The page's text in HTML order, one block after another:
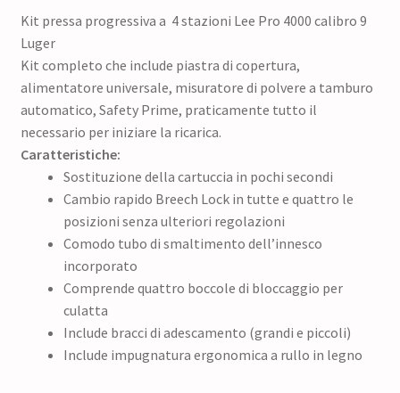
Kit pressa progressiva a 4 stazioni Lee Pro 4000 calibro 9
Luger
Kit completo che include piastra di copertura,
alimentatore universale, misuratore di polvere a tamburo
automatico, Safety Prime, praticamente tutto il
necessario per iniziare la ricarica.
Caratteristiche:
Sostituzione della cartuccia in pochi secondi
Cambio rapido Breech Lock in tutte e quattro le
posizioni senza ulteriori regolazioni
Comodo tubo di smaltimento dell’innesco
incorporato
Comprende quattro boccole di bloccaggio per
culatta
Include bracci di adescamento (grandi e piccoli)
Include impugnatura ergonomica a rullo in legno